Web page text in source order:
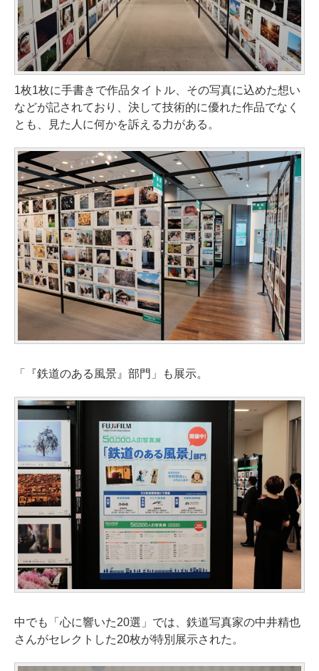
1枚1枚に手書きで作品タイトル、その写真に込めた想い
などが記されており、決して技術的に優れた作品でなく
とも、見た人に何かを訴える力がある。
「『鉄道のある風景』部門」も展示。
中でも「心に響いた20選」では、鉄道写真家の中井精也
さんがセレクトした20枚が特別展示された。